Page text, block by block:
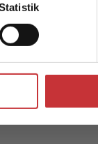
i
K - Skansholm, A